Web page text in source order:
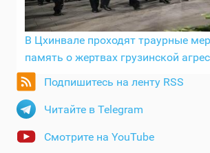
В Цхинвале проходят траурные
память о жертвах грузинской
Подпишитесь на ленту RSS
Читайте в Telegram
Смотрите на YouTube